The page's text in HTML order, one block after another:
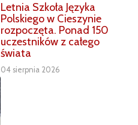
Letnia Szkoła Języka
Polskiego w Cieszynie
rozpoczęta. Ponad 150
uczestników z całego
świata
04 sierpnia 2026